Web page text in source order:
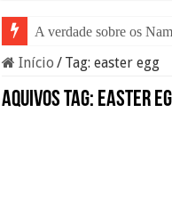
A verdade sobre os
Início / Tag:easter egg
Aquivos tag: easter